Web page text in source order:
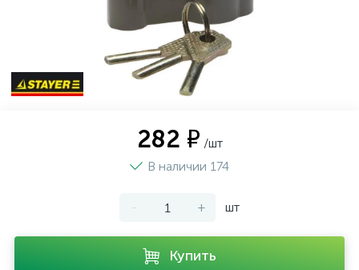
282 ₽ /шт
В наличии 174
- + шт
Купить